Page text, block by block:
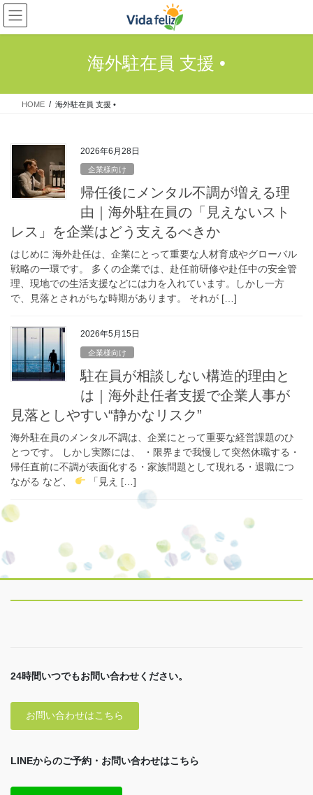
コ
ン
テ
ス
ナ
ビ
ゲ
ン
海外駐在員 支援 •
HOME 海外駐在員 支援 •
2026年6月28日
企業様向け
帰任後にメンタル不調が増える理
由｜海外駐在員の「見えないスト
レス」を企業はどう支えるべきか
はじめに 海外赴任は、企業にとって重要な人材育成やグローバル
戦略の一環です。 多くの企業では、赴任前研修や赴任中の安全管
理、現地での生活支援などには力を入れています。しかし一方
で、見落とされがちな時期があります。 それが […]
2026年5月15日
企業様向け
駐在員が相談しない構造的理由と
は｜海外赴任者支援で企業人事が
見落としやすい“静かなリスク”
海外駐在員のメンタル不調は、企業にとって重要な経営課題のひ
とつです。 しかし実際には、 ・限界まで我慢して突然休職する・
帰任直前に不調が表面化する・家族問題として現れる・退職につ
ながる など、
「見え […]
24時間いつでもお問い合わせください。
お問い合わせはこちら
LINEからのご予約・お問い合わせはこちら